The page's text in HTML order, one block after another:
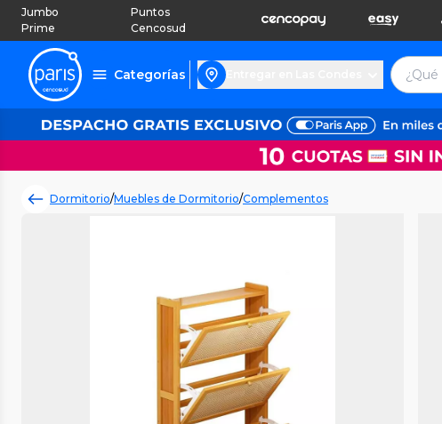
Jumbo
Prime
Puntos
Cencosud
Categorías
Dormitorio/Muebles de Dormitorio/Complementos